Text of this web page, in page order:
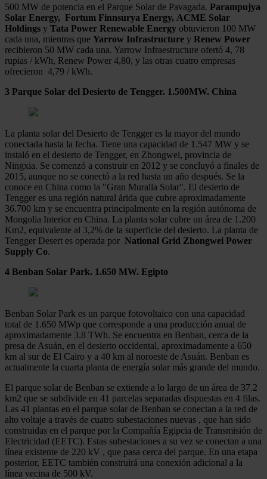
500 MW de potencia en el Parque Solar de Pavagada. Parampujya
Solar Energy, Fortum Finnsurya Energy, ACME Solar
Holdings y Tata Power Renewable Energy obtuvieron 100 MW
cada una, mientras que Yarrow Infrastructure y Renew Power
recibieron 50 MW cada una. Yarrow Infraestructure ofertó 4, 78
rupias / kWh, Renew Power 4,80, y las otras cuatro empresas
ofrecieron 4,79 / kWh.
3 Parque Solar del Desierto de Tengger. 1.500MW. China
La planta solar del Desierto de Tengger es la mayor del mundo
conectada hasta la fecha. Tiene una capacidad de 1.547 MW y se
instaló en el desierto de Tengger, en Zhongwei, provincia de
Ningxia. Se comenzó a construir en 2012 y se concluyó a finales de
2015, aunque no se conectó a la red hasta un año después. Se la
conoce en China como la "Gran Muralla Solar". El desierto de
Tengger es una región natural árida que cubre aproximadamente
36.700 km y se encuentra principalmente en la región autónoma de
Mongolia Interior en China. La planta solar cubre un área de 1.200
Km2, equivalente al 3,2% de la superficie del desierto. La planta de
Tengger Desert es operada por National Grid Zhongwei Power
Supply Co.
4 Benban Solar Park. 1.650 MW. Egipto
Benban Solar Park es un parque fotovoltaico con una capacidad
total de 1.650 MWp que corresponde a una producción anual de
aproximadamente 3.8 TWh. Se encuentra en Benban, cerca de la
presa de Asuán, en el desierto occidental, aproximadamente a 650
km al sur de El Cairo y a 40 km al noroeste de Asuán. Benban es
actualmente la cuarta planta de energía solar más grande del mundo.
El parque solar de Benban se extiende a lo largo de un área de 37.2
km2 que se subdivide en 41 parcelas separadas dispuestas en 4 filas.
Las 41 plantas en el parque solar de Benban se conectan a la red de
alto voltaje a través de cuatro subestaciones nuevas , que han sido
construidas en el parque por la Compañía Egipcia de Transmisión de
Electricidad (EETC). Estas subestaciones a su vez se conectan a una
línea existente de 220 kV , que pasa cerca del parque. En una etapa
posterior, EETC también construirá una conexión adicional a la
línea vecina de 500 kV.